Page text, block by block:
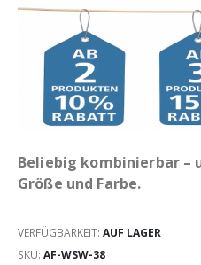
Beliebig kombinierbar –
Größe und Farbe.
VERFÜGBARKEIT: AUF LAGER
SKU AF-WSW-38